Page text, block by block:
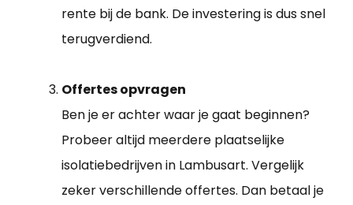
rente bij de bank. De investering is dus snel
terugverdiend.
Offertes opvragen
Ben je er achter waar je gaat beginnen?
Probeer altijd meerdere plaatselijke
isolatiebedrijven in Lambusart. Vergelijk
zeker verschillende offertes. Dan betaal je